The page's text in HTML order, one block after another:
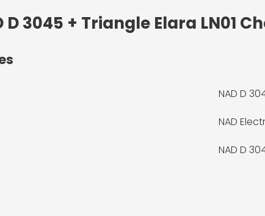
3045 + Triangle Elara LN01
NAD D
NAD
NAD D